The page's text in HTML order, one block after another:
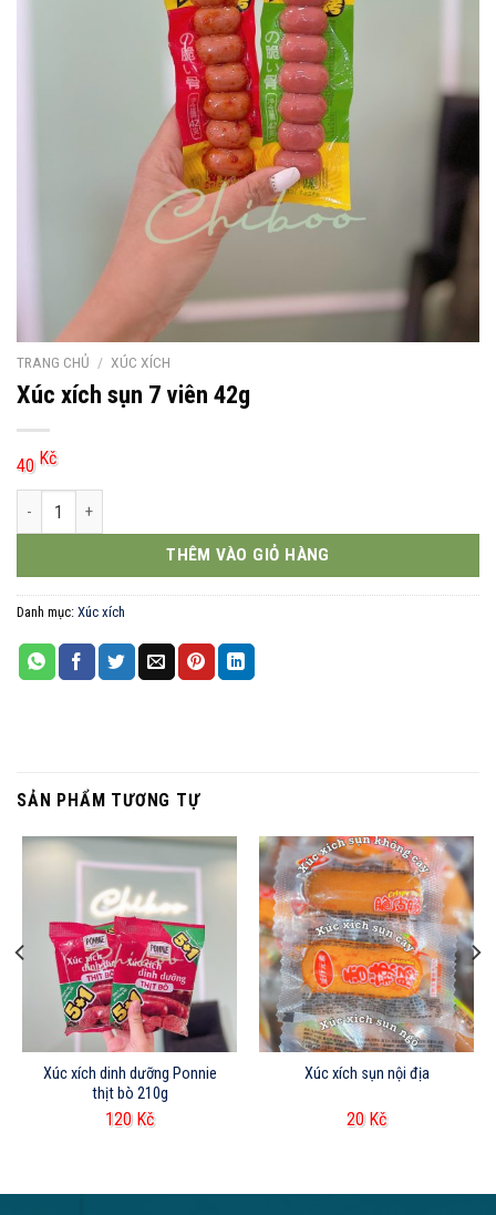
TRANG CHỦ / XÚC XÍCH
Xúc xích sụn 7 viên 42g
40 Kč
Xúc xích sụn 7 viên 42g số lượng
THÊM VÀO GIỎ HÀNG
Danh mục: Xúc xích
SẢN PHẨM TƯƠNG TỰ
Xúc xích dinh dưỡng Ponnie
thịt bò 210g
120 Kč
Xúc xích sụn nội địa
20 Kč